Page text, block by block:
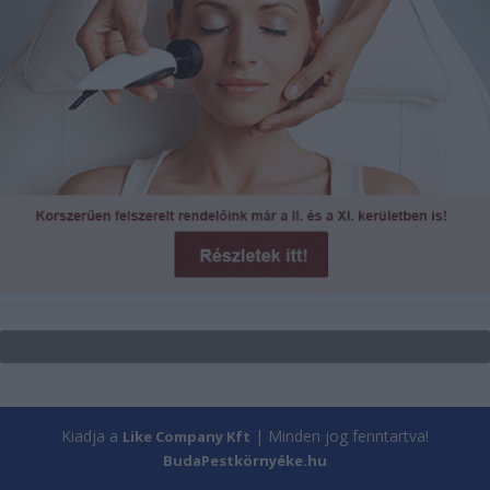
Kiadja a Like Company Kft | Minden jog fenntartva!
BudaPestkörnyéke.hu